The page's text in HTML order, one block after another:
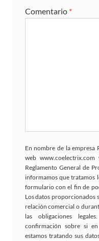
Comentario *
En nombre de la empresa
web
Reglamento General de
informamos que tratamos
formulario con el fin de
Los datos proporcionados
relación comercial o
las obligaciones
confirmación sobre si en
estamos tratando sus